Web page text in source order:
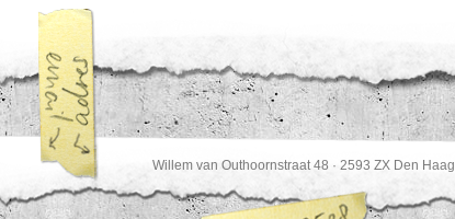
Willem van Outhoornstraat 48 · 2593 ZX Den Haag